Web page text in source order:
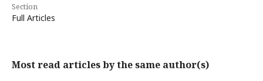
Section
Full Articles
Most read articles by the same author(s)